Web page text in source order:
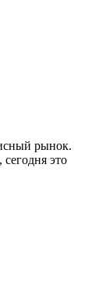
рынок.
это